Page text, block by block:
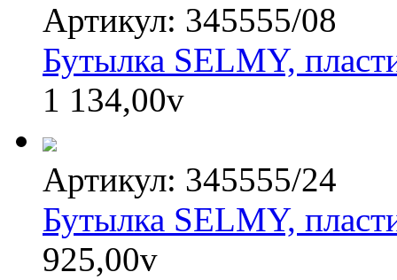
Артикул: 345555/08
Бутылка SELMY,
1 134,00v
Артикул: 345555/24
Бутылка SELMY,
925,00v